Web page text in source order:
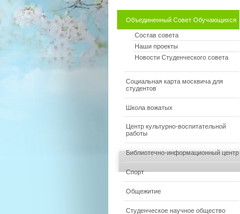
Объединенный Совет Обучающихся
Состав совета
Наши проекты
Новости Студенческого совета
Социальная карта москвича для
студентов
Школа вожатых
Центр культурно-воспитательной
работы
Библиотечно-информационный центр
Спорт
Общежитие
Студенческое научное общество